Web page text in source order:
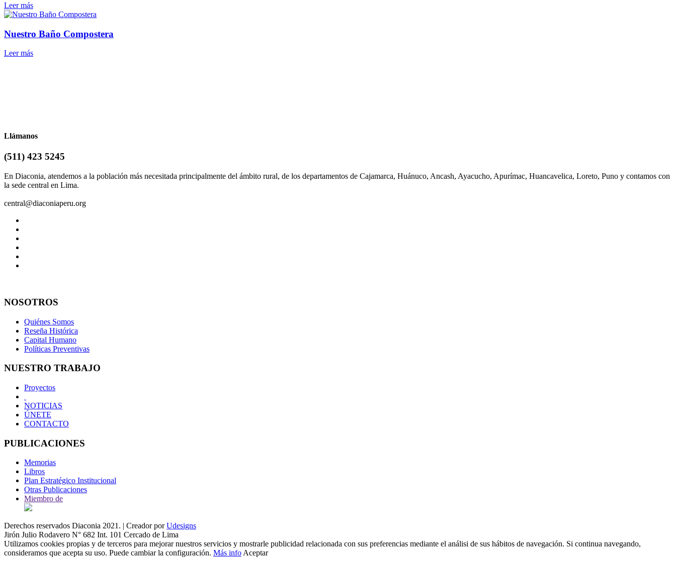
Leer más
Nuestro Baño Compostera
Leer más
Llámanos
(511) 423 5245
En Diaconia, atendemos a la población más necesitada principalmente del ámbito rural, de los departamentos de Cajamarca, Huánuco, Ancash, Ayacucho, Apurímac, Huancavelica, Loreto, Puno y contamos con
la sede central en Lima.
central@diaconiaperu.org
NOSOTROS
Quiénes Somos
Reseña Histórica
Capital Humano
Políticas Preventivas
NUESTRO TRABAJO
Proyectos
NOTICIAS
ÚNETE
CONTACTO
PUBLICACIONES
Memorias
Libros
Plan Estratégico Institucional
Otras Publicaciones
Miembro de
Derechos reservados Diaconia 2021. | Creador porUdesigns
Jirón Julio Rodavero N° 682 Int. 101 Cercado de Lima
Utilizamos cookies propias y de terceros para mejorar nuestros servicios y mostrarle publicidad relacionada con sus preferencias mediante el análisi de sus hábitos de navegación. Si continua navegando,
consideramos que acepta su uso. Puede cambiar la configuración. Más infoAceptar